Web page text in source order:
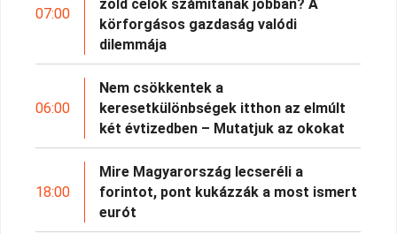
07:00
zöld célok számítanak jobban? A
körforgásos gazdaság valódi
dilemmája
06:00
Nem csökkentek a
keresetkülönbségek itthon az elmúlt
két évtizedben – Mutatjuk az okokat
18:00
Mire Magyarország lecseréli a
forintot, pont kukázzák a most ismert
eurót